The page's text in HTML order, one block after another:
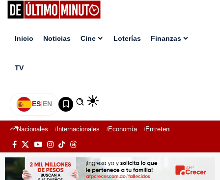
Inicio Noticias Cine Loterías Finanzas
TV
ES|EN
Nacionales Internacionales Economía Entretenimiento